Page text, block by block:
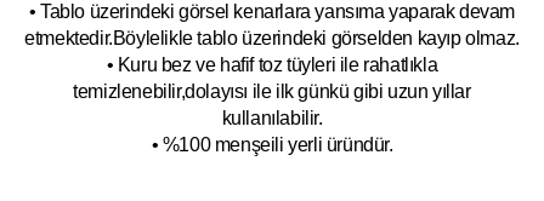
• Tablo üzerindeki görsel kenarlara yansıma yaparak devam
etmektedir.Böylelikle tablo üzerindeki görselden kayıp olmaz.
• Kuru bez ve hafif toz tüyleri ile rahatlıkla
temizlenebilir,dolayısı ile ilkgünkü gibi uzun yıllar
kullanılabilir.
• %100 menşeili yerli üründür.